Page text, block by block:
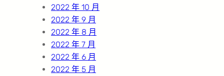
2022 年 10 月
2022 年 9 月
2022 年 8 月
2022 年 7 月
2022 年 6 月
2022 年 5 月